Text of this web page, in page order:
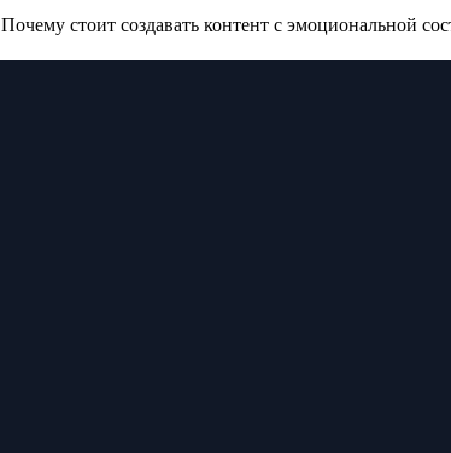
Почему стоит создавать контент с эмоциональной